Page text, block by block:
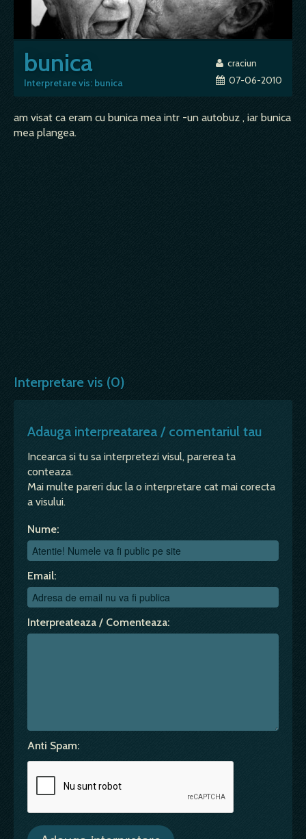
bunica
Interpretare vis: bunica
craciun
07-06-2010
am visat ca eram cu bunica mea intr -un autobuz , iar bunica
mea plangea.
Interpretare vis (0)
Adauga interpreatarea / comentariul tau
Incearca si tu sa interpretezi visul, parerea ta
conteaza.
Mai multe pareri duc la o interpretare cat mai corecta
a visului.
Nume:
Email:
Interpreateaza / Comenteaza:
Anti Spam: